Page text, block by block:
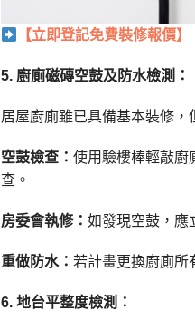
【立即登記免費裝修報價】
5. 廚廁磁磚空鼓及防水檢測：
居屋廚廁雖已具備基本裝修，
空鼓檢查： 使用驗樓棒輕敲廚
查。
房委會執修： 如發現空鼓，應
重做防水： 若計畫更換廚廁所
6. 地台平整度檢測：